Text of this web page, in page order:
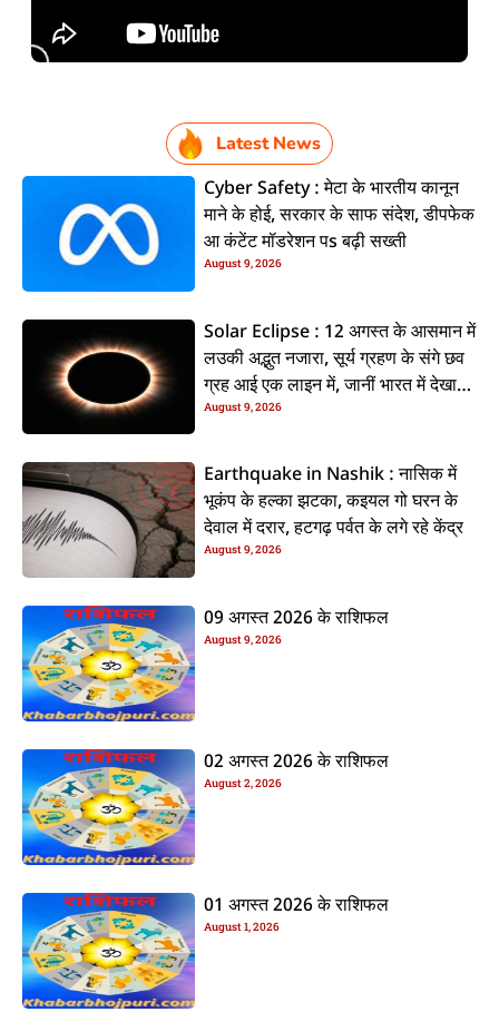
Latest News
Cyber Safety : मेटा के भारतीय कानून
माने के होई, सरकार के साफ संदेश, डीपफेक
आ कंटेंट मॉडरेशन पs बढ़ी सख्ती
August 9, 2026
Solar Eclipse : 12 अगस्त के आसमान में
लउकी अद्भुत नजारा, सूर्य ग्रहण के संगे छव
ग्रह आई एक लाइन में, जानीं भारत में देखाई
दी कि ना?
August 9, 2026
Earthquake in Nashik : नासिक में
भूकंप के हल्का झटका, कइयल गो घरन के
देवाल में दरार, हटगढ़ पर्वत के लगे रहे केंद्र
August 9, 2026
09 अगस्त 2026 के राशिफल
August 9, 2026
02 अगस्त 2026 के राशिफल
August 2, 2026
01 अगस्त 2026 के राशिफल
August 1, 2026